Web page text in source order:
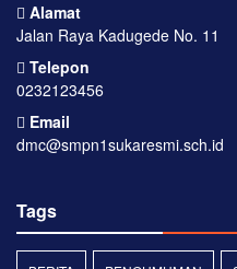
Alamat
Jalan Raya Kadugede No. 11
Telepon
0232123456
Email
dmc@smpn1sukaresmi.sch.id
Tags